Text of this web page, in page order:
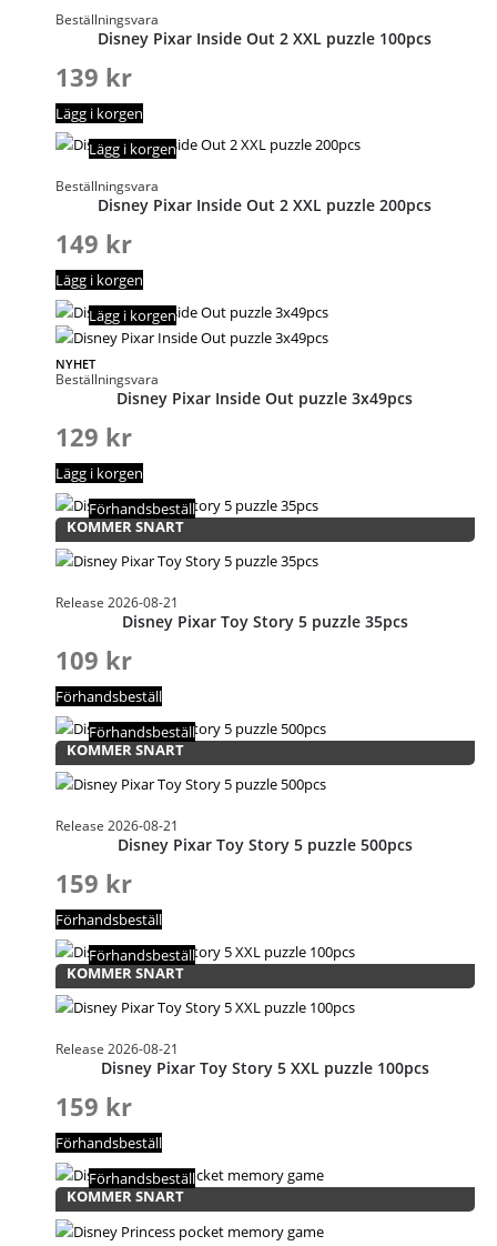
Beställningsvara
Disney Pixar Inside Out 2 XXL puzzle 100pcs
139 kr
Lägg i korgen
Beställningsvara
Lägg i korgen
Disney Pixar Inside Out 2 XXL puzzle 200pcs
149 kr
Lägg i korgen
NYHET
Beställningsvara
Lägg i korgen
Disney Pixar Inside Out puzzle 3x49pcs
129 kr
Lägg i korgen
KOMMER SNART
Release 2026-08-21
Förhandsbeställ
Disney Pixar Toy Story 5 puzzle 35pcs
109 kr
Förhandsbeställ
KOMMER SNART
Release 2026-08-21
Förhandsbeställ
Disney Pixar Toy Story 5 puzzle 500pcs
159 kr
Förhandsbeställ
KOMMER SNART
Release 2026-08-21
Förhandsbeställ
Disney Pixar Toy Story 5 XXL puzzle 100pcs
159 kr
Förhandsbeställ
KOMMER SNART
Förhandsbeställ